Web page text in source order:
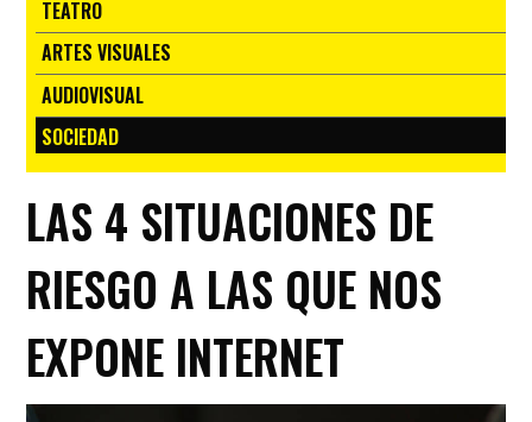
TEATRO
ARTES VISUALES
AUDIOVISUAL
SOCIEDAD
LAS 4 SITUACIONES DE
RIESGO A LAS QUE NOS
EXPONE INTERNET